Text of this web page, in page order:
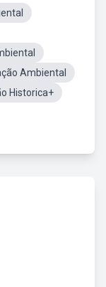
Ambiental
Historica+